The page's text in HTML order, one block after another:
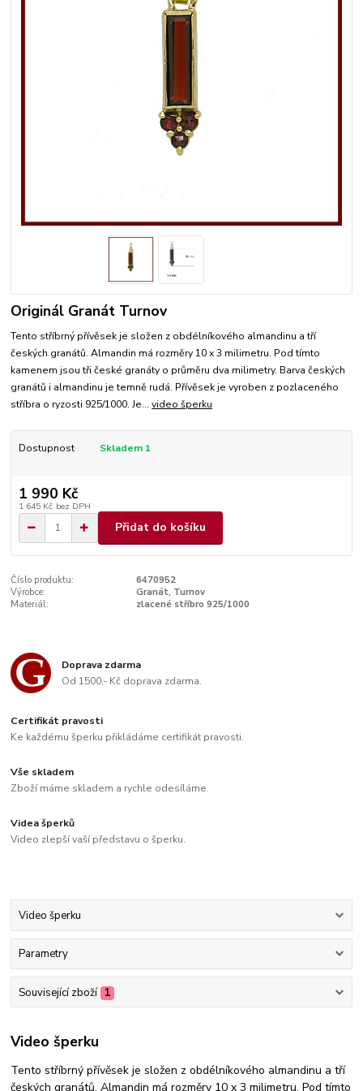
Originál Granát Turnov
Tento stříbrný přívěsek je složen z obdélníkového almandinu a tří
českých granátů. Almandin má rozměry 10 x 3 milimetru. Pod tímto
kamenem jsou tři české granáty o průměru dva milimetry. Barva českých
granátů i almandinu je temně rudá. Přívěsek je vyroben z pozlaceného
stříbra o ryzosti 925/1000. Je...video šperku
Dostupnost Skladem 1
1 990 Kč
1 645 Kč bez DPH
Přidat do košíku
Číslo produktu:
6470952
Výrobce:
Granát, Turnov
Materiál:
zlacené stříbro 925/1000
Doprava zdarma
Od 1500,- Kč doprava zdarma.
Certifikát pravosti
Ke každému šperku přikládáme certifikát pravosti.
Vše skladem
Zboží máme skladem a rychle odesíláme.
Videa šperků
Video zlepší vaší představu o šperku.
Video šperku
Parametry
Související zboží 1
Video šperku
Tento stříbrný přívěsek je složen z obdélníkového almandinu a tří
českých granátů. Almandin má rozměry 10 x 3 milimetru. Pod tímto